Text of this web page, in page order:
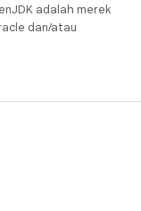
adalah merek
dan/atau